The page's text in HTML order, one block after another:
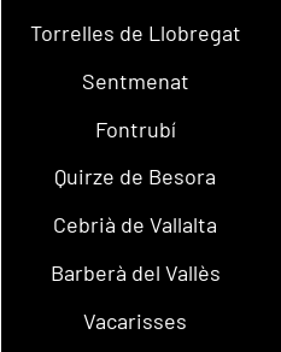
Torrelles de Llobregat
Sentmenat
Fontrubí
Quirze de Besora
Cebrià de Vallalta
Barberà del Vallès
Vacarisses